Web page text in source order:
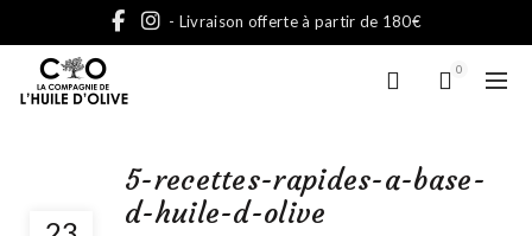
- Livraison offerte à partir de 180€
0
5-recettes-rapides-a-base-
d-huile-d-olive